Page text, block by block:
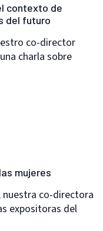
contexto de
del futuro
co-director
charla sobre
mujeres
nuestra co-directora
expositoras del